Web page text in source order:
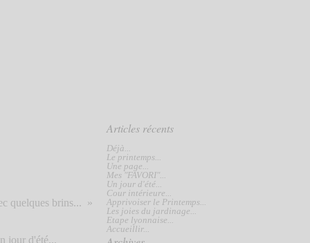
quelques brins...
Articles récents
Déjà...
Le printemps...
Une page...
Mes "FAVORI"...
Un jour d'été...
Cour intérieure...
Apprivoiser le Printemps...
Les joies du jardinage...
Etape lyonnaise...
Accueillir...